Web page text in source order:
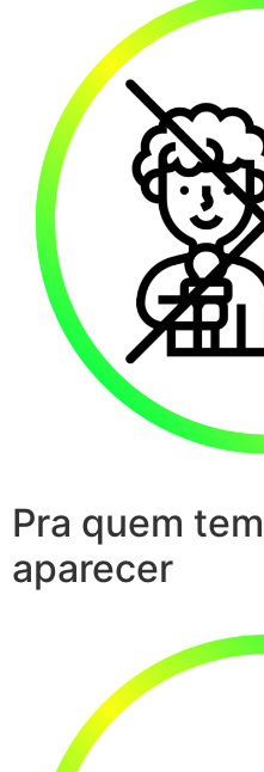
Pra quem
aparecer